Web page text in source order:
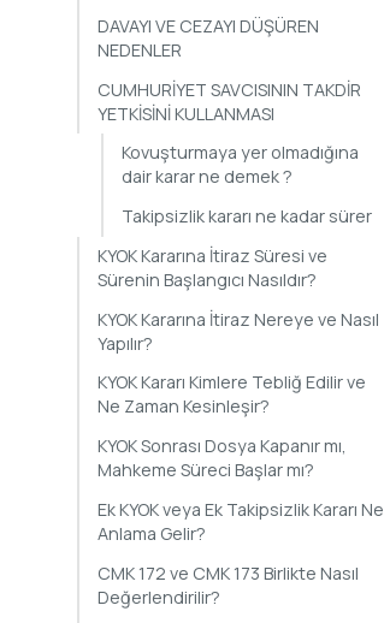
DAVAYI VE CEZAYI DÜŞÜREN
NEDENLER
CUMHURİYET SAVCISININ TAKDİR
YETKİSİNİ KULLANMASI
Kovuşturmaya yer olmadığına
dair karar ne demek ?
Takipsizlik kararı ne kadar sürer
KYOK Kararına İtiraz Süresi ve
Sürenin Başlangıcı Nasıldır?
KYOK Kararına İtiraz Nereye ve Nasıl
Yapılır?
KYOK Kararı Kimlere Tebliğ Edilir ve
Ne Zaman Kesinleşir?
KYOK Sonrası Dosya Kapanır mı,
Mahkeme Süreci Başlar mı?
Ek KYOK veya Ek Takipsizlik Kararı Ne
Anlama Gelir?
CMK 172 ve CMK 173 Birlikte Nasıl
Değerlendirilir?